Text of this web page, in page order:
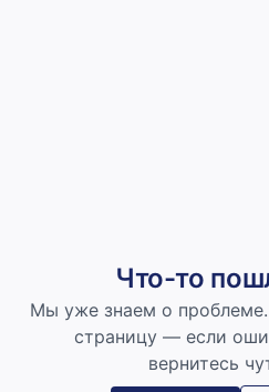
Что-то
Мы уже знаем о
страницу — если
вернитесь